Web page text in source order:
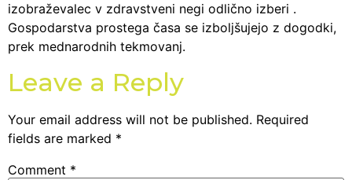
izobraževalec v zdravstveni negi odlično izberi .
Gospodarstva prostega časa se izboljšujejo z dogodki,
prek mednarodnih tekmovanj.
Leave a Reply
Your email address will not be published. Required
fields are marked *
Comment *